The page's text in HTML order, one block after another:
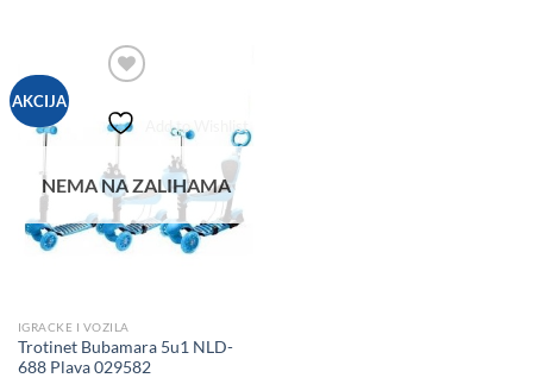
AKCIJA
Add to Wishlist
NEMA NA ZALIHAMA
IGRACKE I VOZILA
Trotinet Bubamara 5u1 NLD-
688 Plava 029582